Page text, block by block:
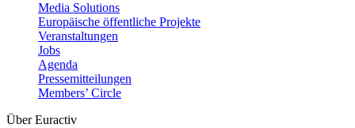
Media Solutions
Europäische öffentliche Projekte
Veranstaltungen
Jobs
Agenda
Pressemitteilungen
Members’ Circle
Über Euractiv